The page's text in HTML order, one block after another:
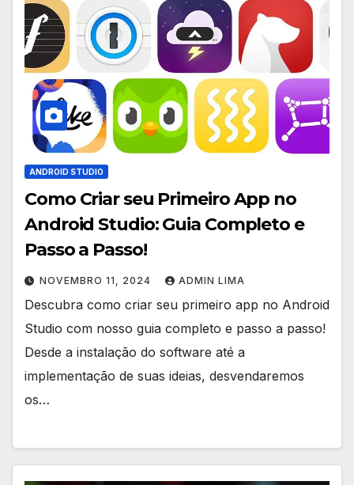
ANDROID STUDIO
Como Criar seu Primeiro App no
Android Studio: Guia Completo e
Passo a Passo!
NOVEMBRO 11, 2024 ADMIN LIMA
Descubra como criar seu primeiro app no Android
Studio com nosso guia completo e passo a passo!
Desde a instalação do software até a
implementação de suas ideias, desvendaremos
os…